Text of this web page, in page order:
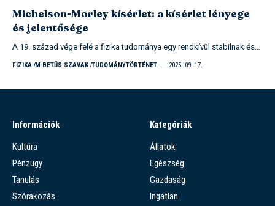
Michelson-Morley kísérlet: a kísérlet lényege
és jelentősége
A 19. század vége felé a fizika tudománya egy rendkívül stabilnak és…
FIZIKA M BETŰS SZAVAK TUDOMÁNYTÖRTÉNET 2025. 09. 17.
Információk
Kultúra
Pénzügy
Tanulás
Szórakozás
Kategóriák
Állatok
Egészség
Gazdaság
Ingatlan